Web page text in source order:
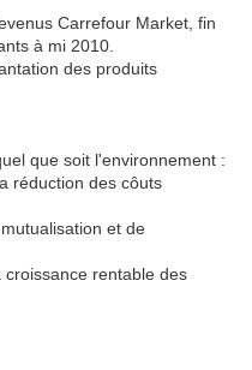
Carrefour Market, fin
à mi 2010.
des produits
que soit l'environnement :
réduction des côuts
et de
rentable des